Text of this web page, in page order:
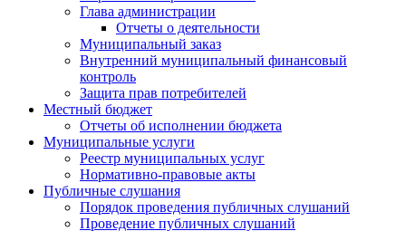
Глава администрации
Отчеты о деятельности
Муниципальный заказ
Внутренний муниципальный финансовый
контроль
Защита прав потребителей
Местный бюджет
Отчеты об исполнении бюджета
Муниципальные услуги
Реестр муниципальных услуг
Нормативно-правовые акты
Публичные слушания
Порядок проведения публичных слушаний
Проведение публичных слушаний